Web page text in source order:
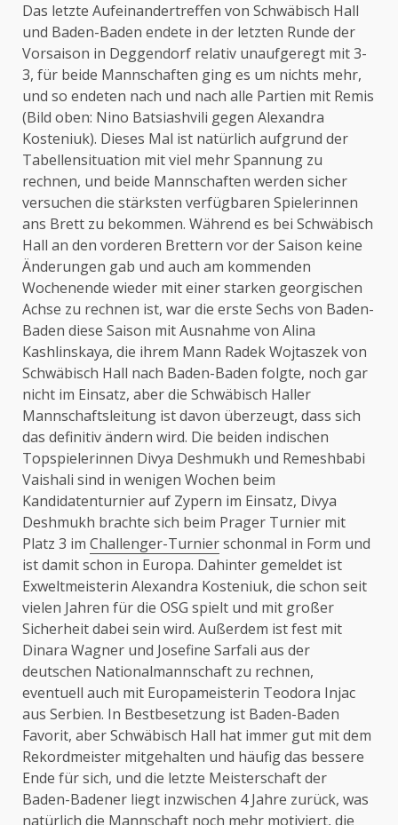
Das letzte Aufeinandertreffen von Schwäbisch Hall
und Baden-Baden endete in der letzten Runde der
Vorsaison in Deggendorf relativ unaufgeregt mit 3-
3, für beide Mannschaften ging es um nichts mehr,
und so endeten nach und nach alle Partien mit Remis
(Bild oben: Nino Batsiashvili gegen Alexandra
Kosteniuk). Dieses Mal ist natürlich aufgrund der
Tabellensituation mit viel mehr Spannung zu
rechnen, und beide Mannschaften werden sicher
versuchen die stärksten verfügbaren Spielerinnen
ans Brett zu bekommen. Während es bei Schwäbisch
Hall an den vorderen Brettern vor der Saison keine
Änderungen gab und auch am kommenden
Wochenende wieder mit einer starken georgischen
Achse zu rechnen ist, war die erste Sechs von Baden-
Baden diese Saison mit Ausnahme von Alina
Kashlinskaya, die ihrem Mann Radek Wojtaszek von
Schwäbisch Hall nach Baden-Baden folgte, noch gar
nicht im Einsatz, aber die Schwäbisch Haller
Mannschaftsleitung ist davon überzeugt, dass sich
das definitiv ändern wird. Die beiden indischen
Topspielerinnen Divya Deshmukh und Remeshbabi
Vaishali sind in wenigen Wochen beim
Kandidatenturnier auf Zypern im Einsatz, Divya
Deshmukh brachte sich beim Prager Turnier mit
Platz 3 im Challenger-Turnierschonmal in Form und
ist damit schon in Europa. Dahinter gemeldet ist
Exweltmeisterin Alexandra Kosteniuk, die schon seit
vielen Jahren für die OSG spielt und mit großer
Sicherheit dabei sein wird. Außerdem ist fest mit
Dinara Wagner und Josefine Sarfali aus der
deutschen Nationalmannschaft zu rechnen,
eventuell auch mit Europameisterin Teodora Injac
aus Serbien. In Bestbesetzung ist Baden-Baden
Favorit, aber Schwäbisch Hall hat immer gut mit dem
Rekordmeister mitgehalten und häufig das bessere
Ende für sich, und die letzte Meisterschaft der
Baden-Badener liegt inzwischen 4 Jahre zurück, was
natürlich die Mannschaft noch mehr motiviert, die